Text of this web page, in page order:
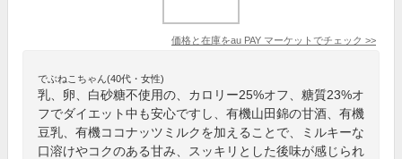
価格と在庫をau PAY マーケット でチェック >>
でぶねこちゃん(40代・女性)
乳、卵、白砂糖不使用の、カロリー25%オフ、糖質23%オ
フでダイエット中も安心ですし、有機山田錦の甘酒、有機
豆乳、有機ココナッツミルクを加えることで、ミルキーな
口溶けやコクのある甘み、スッキリとした後味が感じられ